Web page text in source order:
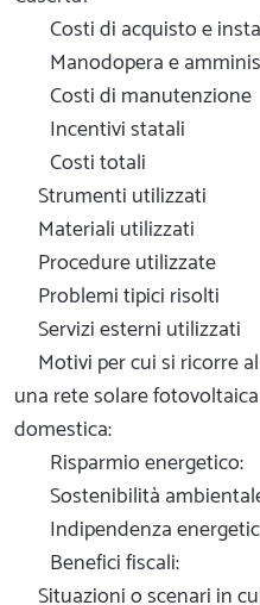
Costi di acquisto e
Manodopera e
Costi di manutenzione
Incentivi statali
Costi totali
Strumenti utilizzati
Materiali utilizzati
Procedure utilizzate
Problemi tipici risolti
Servizi esterni utilizzati
Motivi per cui si ricorre
una rete solare
domestica:
Risparmio energetico:
Sostenibilità
Indipendenza
Benefici fiscali:
Situazioni o scenari in